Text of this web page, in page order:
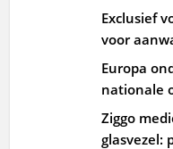
Exclusief
voor
Europa
nationale
Ziggo
glasvezel: